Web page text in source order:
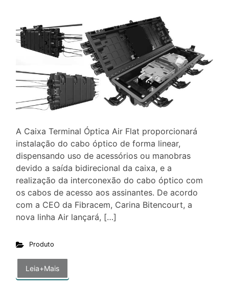
A Caixa Terminal Óptica Air Flat proporcionará
instalação do cabo óptico de forma linear,
dispensando uso de acessórios ou manobras
devido a saída bidirecional da caixa, e a
realização da interconexão do cabo óptico com
os cabos de acesso aos assinantes. De acordo
com a CEO da Fibracem, Carina Bitencourt, a
nova linha Air lançará, […]
Produto
Leia+Mais